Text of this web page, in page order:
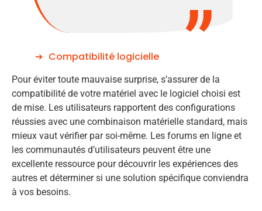
Compatibilité logicielle
Pour éviter toute mauvaise surprise, s’assurer de la
compatibilité de votre matériel avec le logiciel choisi est
de mise. Les utilisateurs rapportent des configurations
réussies avec une combinaison matérielle standard, mais
mieux vaut vérifier par soi-même. Les forums en ligne et
les communautés d’utilisateurs peuvent être une
excellente ressource pour découvrir les expériences des
autres et déterminer si une solution spécifique conviendra
à vos besoins.